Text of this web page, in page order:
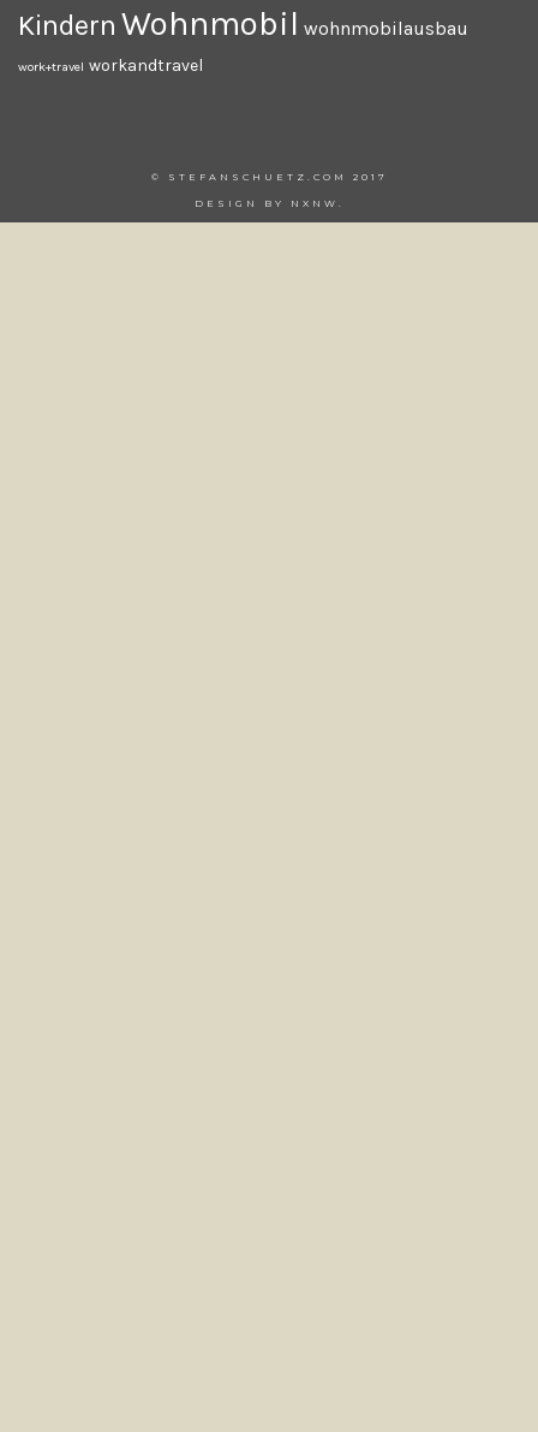
Kindern Wohnmobil wohnmobilausbau
work+travel workandtravel
© STEFANSCHUETZ.COM 2017
DESIGN BY NXNW